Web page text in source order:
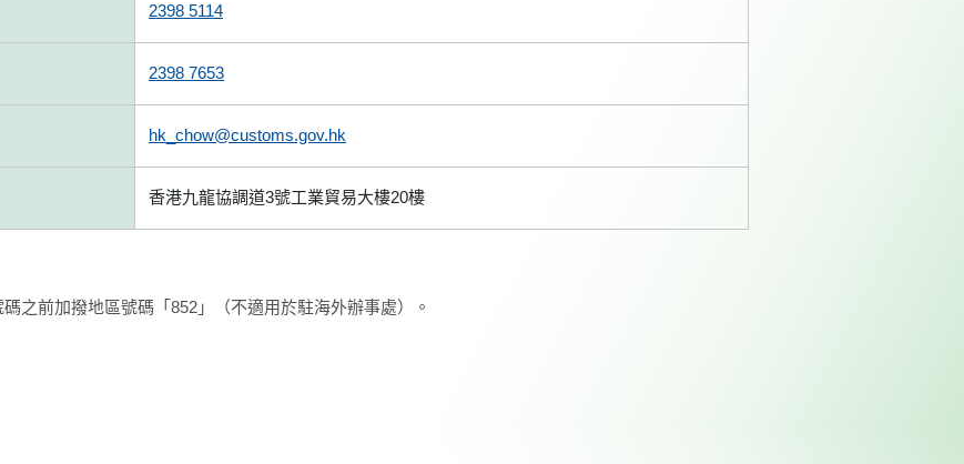
2398 5114
2398 7653
hk_chow@customs.gov.hk
香港九龍協調道3號工業貿易大樓20樓
之前加撥地區號碼「852」（不適用於駐海外辦事處）。